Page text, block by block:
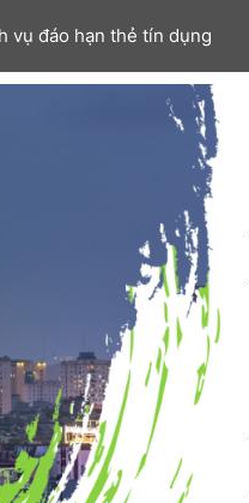
vụ đáo hạn thẻ tín dụng